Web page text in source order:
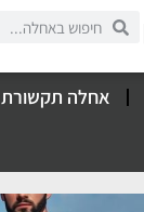
אחלה תקשורת